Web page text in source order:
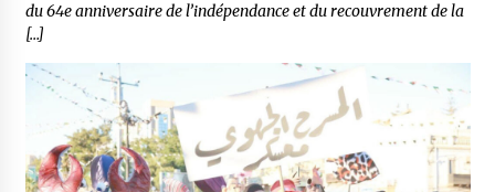
du 64e anniversaire de l’indépendance et du recouvrement de la
[…]